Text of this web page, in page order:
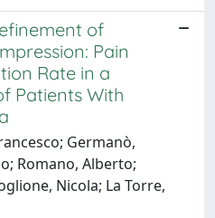
of
Pain
Rate in a
Patients With
Germanò,
Romano, Alberto;
Nicola; La Torre,